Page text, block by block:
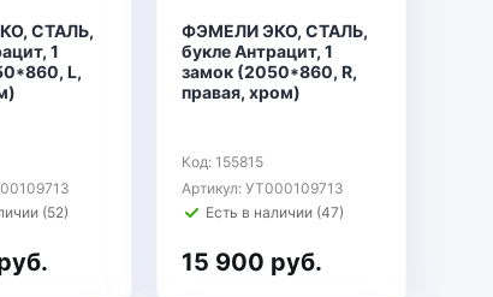
СТАЛЬ,
1
L,
(52)
ФЭМЕЛИ ЭКО, СТАЛЬ,
букле Антрацит, 1
замок (2050*860, R,
правая, хром)
Код: 155815
Артикул: УТ000109713
Есть в наличии (47)
15 900 руб.